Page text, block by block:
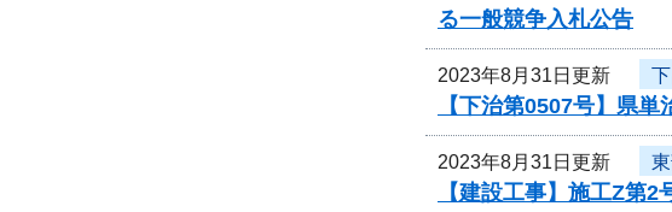
る一般競争入札公告
2023年8月31日更新
【下治第0507号】県
2023年8月31日更新
【建設工事】施工Z第